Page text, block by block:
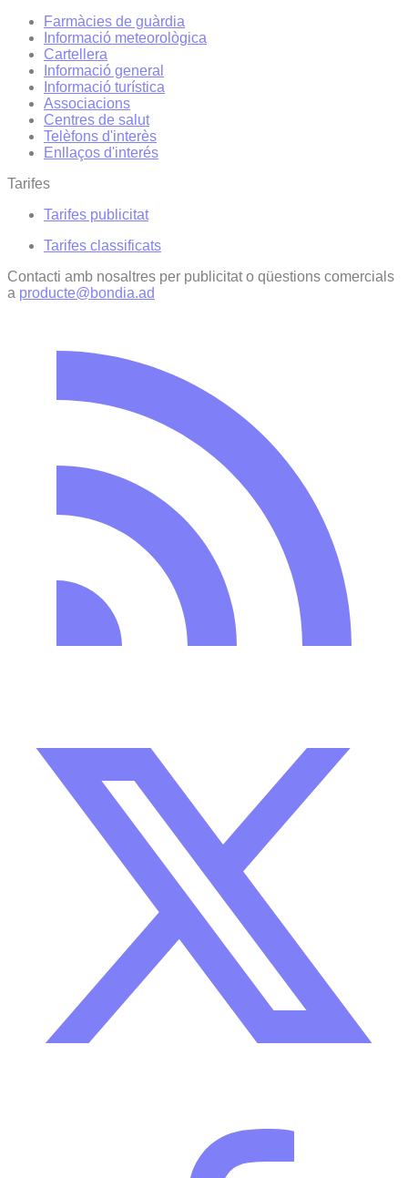
Farmàcies de guàrdia
Informació meteorològica
Cartellera
Informació general
Informació turística
Associacions
Centres de salut
Telèfons d'interès
Enllaços d'interés
Tarifes
Tarifes publicitat
Tarifes classificats
Contacti amb nosaltres per publicitat o qüestions comercials
a producte@bondia.ad